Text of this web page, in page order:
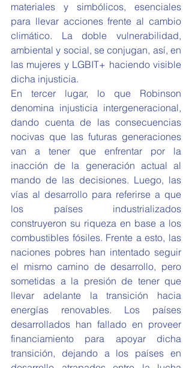
materiales y simbólicos, esenciales
para llevar acciones frente al cambio
climático. La doble vulnerabilidad,
ambiental y social, se conjugan, así, en
las mujeres y LGBIT+ haciendo visible
dicha injusticia.
En tercer lugar, lo que Robinson
denomina injusticia intergeneracional,
dando cuenta de las consecuencias
nocivas que las futuras generaciones
van a tener que enfrentar por la
inacción de la generación actual al
mando de las decisiones. Luego, las
vías al desarrollo para referirse a que
los países industrializados
construyeron su riqueza en base a los
combustibles fósiles. Frente a esto, las
naciones pobres han intentado seguir
el mismo camino de desarrollo, pero
sometidas a la presión de tener que
llevar adelante la transición hacia
energías renovables. Los países
desarrollados han fallado en proveer
financiamiento para apoyar dicha
transición, dejando a los países en